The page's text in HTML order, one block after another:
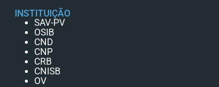
INSTITUIÇÃO
SAV-PV
OSIB
CND
CNP
CRB
CNISB
OV